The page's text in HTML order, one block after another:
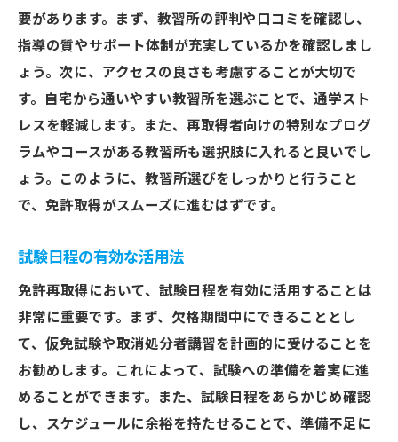
要があります。まず、教習所の評判や口コミを確認し、
指導の質やサポート体制が充実しているかを確認しまし
ょう。次に、アクセスの良さも考慮することが大切で
す。自宅から通いやすい教習所を選ぶことで、通学スト
レスを軽減します。また、再取得者向けの特別なプログ
ラムやコースがある教習所も選択肢に入れると良いでし
ょう。このように、教習所選びをしっかりと行うこと
で、免許取得がスムーズに進むはずです。
試験日程の有効な活用法
免許再取得において、試験日程を有効に活用することは
非常に重要です。まず、欠格期間中にできることとし
て、仮免試験や取消処分者講習を計画的に受けることを
お勧めします。これによって、試験への準備を着実に進
めることができます。また、試験日程をあらかじめ確認
し、スケジュールに余裕を持たせることで、準備不足に